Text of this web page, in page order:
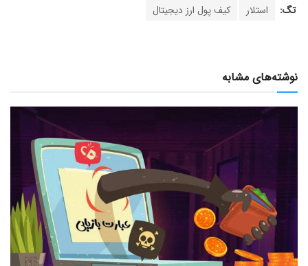
تگ: استلار کیف پول ارز دیجیتال
نوشته‌های مشابه